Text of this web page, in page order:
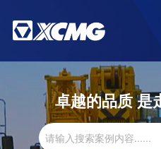
卓越的品质 是